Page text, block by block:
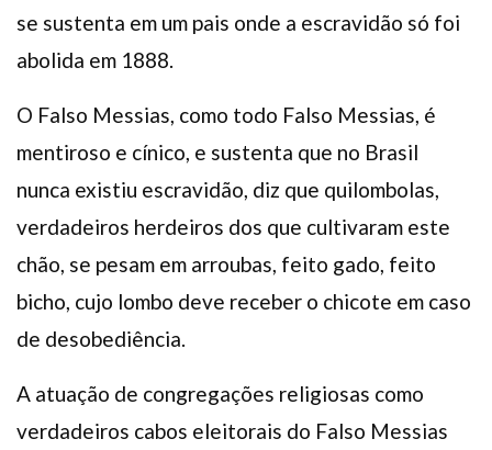
se sustenta em um pais onde a escravidão só foi
abolida em 1888.
O Falso Messias, como todo Falso Messias, é
mentiroso e cínico, e sustenta que no Brasil
nunca existiu escravidão, diz que quilombolas,
verdadeiros herdeiros dos que cultivaram este
chão, se pesam em arroubas, feito gado, feito
bicho, cujo lombo deve receber o chicote em caso
de desobediência.
A atuação de congregações religiosas como
verdadeiros cabos eleitorais do Falso Messias